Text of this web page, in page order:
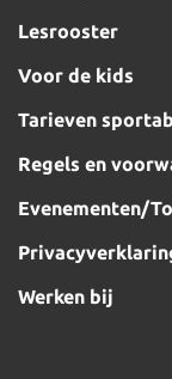
Lesrooster
Voor de kids
Tarieven
Regels en
Evenementen/
Werken bij